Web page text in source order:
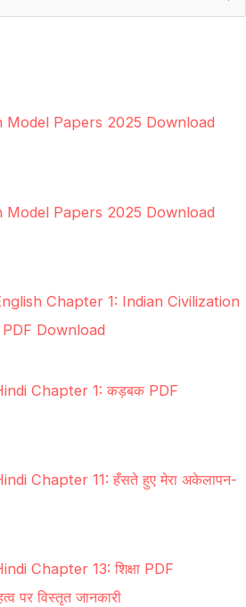
Model Papers 2025 Download
Model Papers 2025 Download
Chapter 1: Indian Civilization
Download
Chapter 1: कड़बक PDF
Chapter 11: हँसते हुए मेरा अकेलापन-
Chapter 13: शिक्षा PDF
पर विस्तृत जानकारी